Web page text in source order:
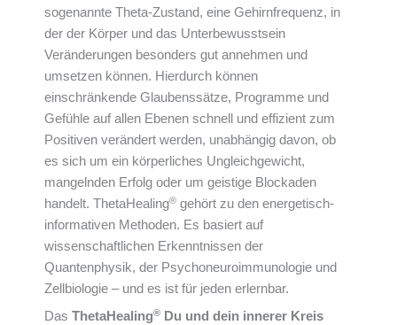
sogenannte Theta-Zustand, eine Gehirnfrequenz, in
der der Körper und das Unterbewusstsein
Veränderungen besonders gut annehmen und
umsetzen können. Hierdurch können
einschränkende Glaubenssätze, Programme und
Gefühle auf allen Ebenen schnell und effizient zum
Positiven verändert werden, unabhängig davon, ob
es sich um ein körperliches Ungleichgewicht,
mangelnden Erfolg oder um geistige Blockaden
handelt. ThetaHealing® gehört zu den energetisch-
informativen Methoden. Es basiert auf
wissenschaftlichen Erkenntnissen der
Quantenphysik, der Psychoneuroimmunologie und
Zellbiologie – und es ist für jeden erlernbar.
Das ThetaHealing® Du und dein innerer Kreis